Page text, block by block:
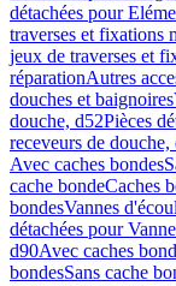
détachées pour
traverses et fixations
jeux de traverses et
réparationAutres
douches et baignoires
douche, d52Pièces
receveurs de douche,
Avec caches bondes
cache bondeCaches
bondesVannes
détachées pour
d90Avec caches
bondesSans cache